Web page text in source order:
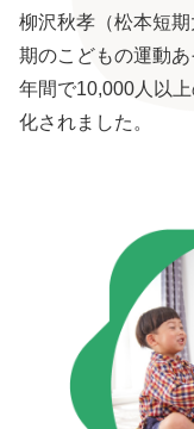
柳沢秋孝（松本短
期のこどもの運動
年間で10,000人以
化されました。